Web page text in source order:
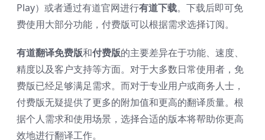
Play）或者通过有道官网进行有道下载。下载后即可免
费使用大部分功能，付费版可以根据需求选择订阅。
有道翻译免费版和付费版的主要差异在于功能、速度、
精度以及客户支持等方面。对于大多数日常使用者，免
费版已经足够满足需求。而对于专业用户或商务人士，
付费版无疑提供了更多的附加值和更高的翻译质量。根
据个人需求和使用场景，选择合适的版本将帮助你更高
效地进行翻译工作。